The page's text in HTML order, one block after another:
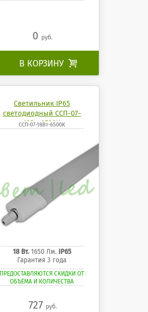
0 руб.
В КОРЗИНУ 
Светильник IP65
светодиодный ССП-07-
18Вт-6500K
ССП-07-18Вт-6500K
18 Вт.1650 Лм.
IP65
Гарантия 3 года
ПРЕДОСТАВЛЯЮТСЯ СКИДКИ ОТ
ОБЪЁМА И КОЛИЧЕСТВА
727 руб.